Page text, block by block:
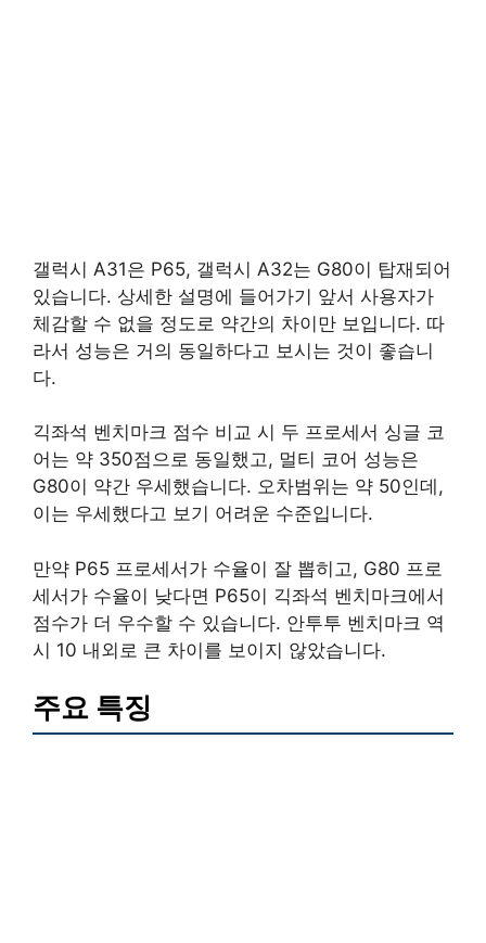
갤럭시 A31은 P65, 갤럭시 A32는 G80이 탑재되어
있습니다. 상세한 설명에 들어가기 앞서 사용자가
체감할 수 없을 정도로 약간의 차이만 보입니다. 따
라서 성능은 거의 동일하다고 보시는 것이 좋습니
다.
긱좌석 벤치마크 점수 비교 시 두 프로세서 싱글 코
어는 약 350점으로 동일했고, 멀티 코어 성능은
G80이 약간 우세했습니다. 오차범위는 약 50인데,
이는 우세했다고 보기 어려운 수준입니다.
만약 P65 프로세서가 수율이 잘 뽑히고, G80 프로
세서가 수율이 낮다면 P65이 긱좌석 벤치마크에서
점수가 더 우수할 수 있습니다. 안투투 벤치마크 역
시 10 내외로 큰 차이를 보이지 않았습니다.
주요 특징